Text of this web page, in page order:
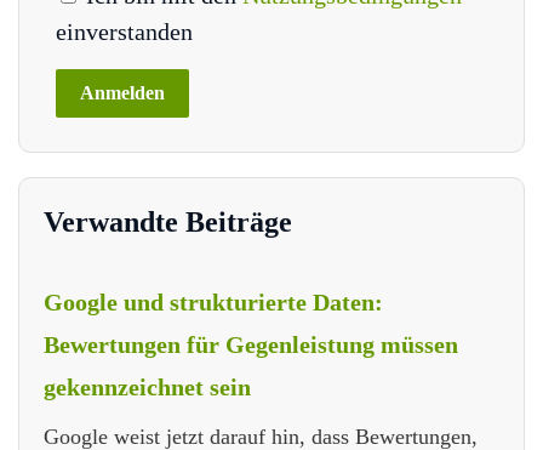
einverstanden
Verwandte Beiträge
Google und strukturierte Daten:
Bewertungen für Gegenleistung müssen
gekennzeichnet sein
Google weist jetzt darauf hin, dass Bewertungen,